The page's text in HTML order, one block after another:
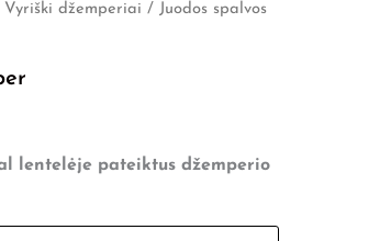
Vyriški džemperiai / Juodos spalvos
lentelėje pateiktus džemperio